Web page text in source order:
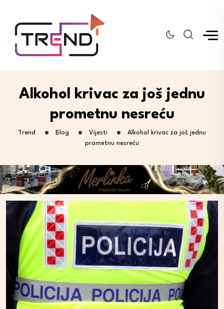
Alkohol krivac za još jednu
prometnu nesreću
Trend Blog Vijesti
Alkohol krivac za još jednu
prometnu nesreću